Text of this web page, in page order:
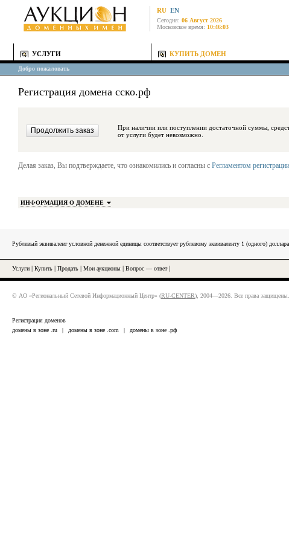
RU EN
Сегодня: 06 Август 2026
Московское время: 10:46:03
УСЛУГИ КУПИТЬ ДОМЕН
Добро пожаловать
Регистрация домена сско.рф
При наличии или поступлении достаточной суммы, средства будут
от услуги будет невозможно.
Делая заказ, Вы подтверждаете, что ознакомились и согласны с Регламентом
ИНФОРМАЦИЯ О ДОМЕНЕ
Рублевый эквивалент условной денежной единицы соответствует рублевому эквиваленту 1 (одного)
Услуги Купить Продать Мои аукционы Вопрос — ответ|
© АО «Региональный Сетевой Информационный Центр» (RU-CENTER), 2004—2026. Все права защищены.
Регистрация доменов
домены в зоне .ru
| домены в зоне .com | домены в зоне .рф